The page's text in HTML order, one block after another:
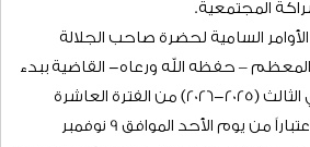
على تعزيز البنية التشريعية ومتابعة
الملفات الوطنية في مختلف القطاعات، و(14) مشروعاً لقوانين
توافقت عليها الجلسات المشتركة لمجلس عُمان صدر منها (13) قانوناً
- الميزانية العامة للدولة للعام 2026م، وخطة التنمية الخمسية